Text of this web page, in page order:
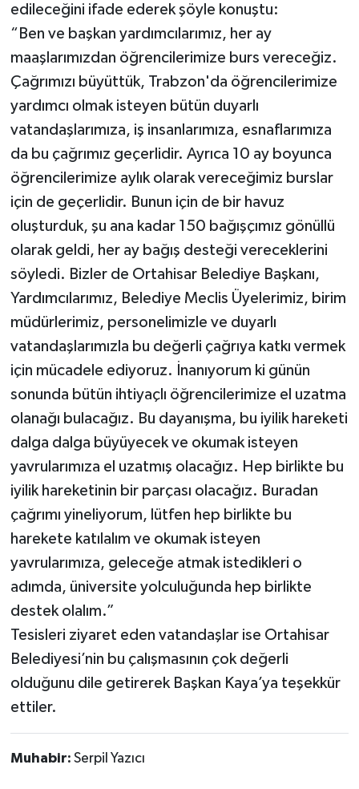
edileceğini ifade ederek şöyle konuştu:
“Ben ve başkan yardımcılarımız, her ay
maaşlarımızdan öğrencilerimize burs vereceğiz.
Çağrımızı büyüttük, Trabzon'da öğrencilerimize
yardımcı olmak isteyen bütün duyarlı
vatandaşlarımıza, iş insanlarımıza, esnaflarımıza
da bu çağrımız geçerlidir. Ayrıca 10 ay boyunca
öğrencilerimize aylık olarak vereceğimiz burslar
için de geçerlidir. Bunun için de bir havuz
oluşturduk, şu ana kadar 150 bağışçımız gönüllü
olarak geldi, her ay bağış desteği vereceklerini
söyledi. Bizler de Ortahisar Belediye Başkanı,
Yardımcılarımız, Belediye Meclis Üyelerimiz, birim
müdürlerimiz, personelimizle ve duyarlı
vatandaşlarımızla bu değerli çağrıya katkı vermek
için mücadele ediyoruz. İnanıyorum ki günün
sonunda bütün ihtiyaçlı öğrencilerimize el uzatma
olanağı bulacağız. Bu dayanışma, bu iyilik hareketi
dalga dalga büyüyecek ve okumak isteyen
yavrularımıza el uzatmış olacağız. Hep birlikte bu
iyilik hareketinin bir parçası olacağız. Buradan
çağrımı yineliyorum, lütfen hep birlikte bu
harekete katılalım ve okumak isteyen
yavrularımıza, geleceğe atmak istedikleri o
adımda, üniversite yolculuğunda hep birlikte
destek olalım.”
Tesisleri ziyaret eden vatandaşlar ise Ortahisar
Belediyesi’nin bu çalışmasının çok değerli
olduğunu dile getirerek Başkan Kaya’ya teşekkür
ettiler.
Muhabir: Serpil Yazıcı